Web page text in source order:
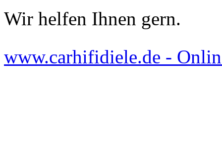
Wir helfen Ihnen gern.
www.carhifidiele.de -